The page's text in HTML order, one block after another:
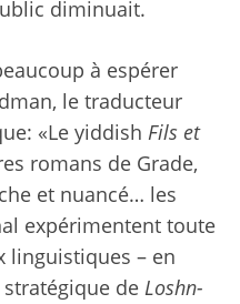
diminuait.
à espérer
le traducteur
«Le yiddish Fils et
romans de Grade,
et nuancé… les
expérimentent toute
linguistiques – en
de Loshn-